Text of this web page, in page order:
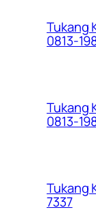
Tukang
0813-
Tukang
0813-
Tukang
7337